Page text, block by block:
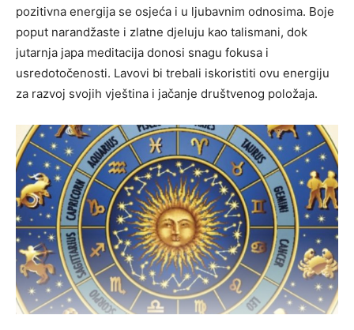
pozitivna energija se osjeća i u ljubavnim odnosima. Boje
poput narandžaste i zlatne djeluju kao talismani, dok
jutarnja japa meditacija donosi snagu fokusa i
usredotočenosti. Lavovi bi trebali iskoristiti ovu energiju
za razvoj svojih vještina i jačanje društvenog položaja.